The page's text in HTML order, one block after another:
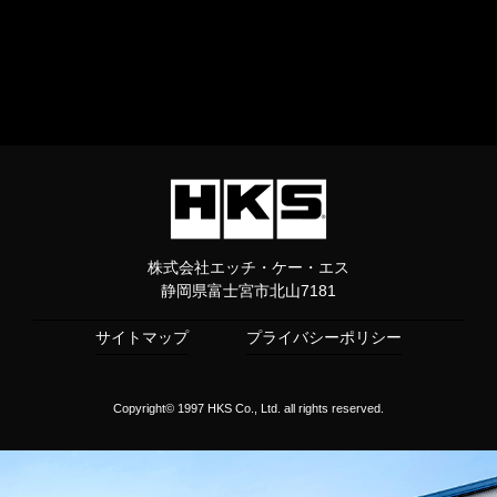
株式会社エッチ・ケー・エス
静岡県富士宮市北山7181
サイトマップ プライバシーポリシー
Copyright© 1997 HKS Co., Ltd. all rights reserved.